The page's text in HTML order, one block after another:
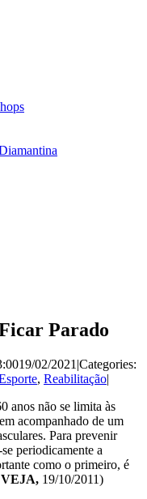
Parado
19/02/2021 |Categories:
, Reabilitação|
anos não se limita às
acompanhado de um
Para prevenir
periodicamente a
como o primeiro, é
VEJA, 19/10/2011)